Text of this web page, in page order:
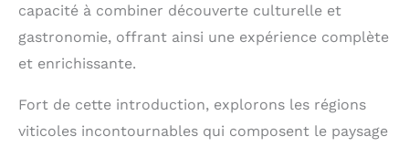
capacité à combiner découverte culturelle et
gastronomie, offrant ainsi une expérience complète
et enrichissante.
Fort de cette introduction, explorons les régions
viticoles incontournables qui composent le paysage